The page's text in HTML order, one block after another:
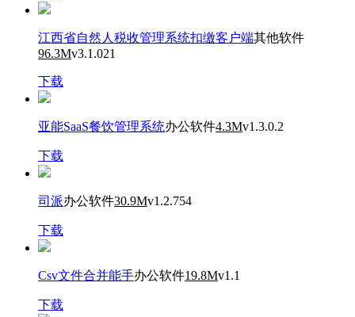
江西省自然人税收管理系统扣缴客户端其他软件
96.3Mv3.1.021
下载
亚能SaaS餐饮管理系统办公软件4.3Mv1.3.0.2
下载
司派办公软件30.9Mv1.2.754
下载
Csv文件合并能手办公软件19.8Mv1.1
下载